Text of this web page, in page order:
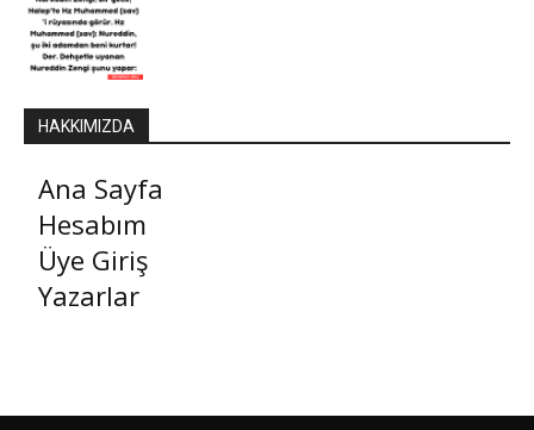
HAKKIMIZDA
Ana Sayfa
Hesabım
Üye Giriş
Yazarlar